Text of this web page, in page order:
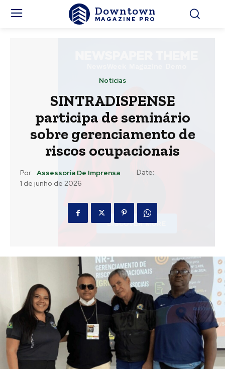
Downtown
MAGAZINE PRO
Notícias
SINTRADISPENSE
participa de seminário
sobre gerenciamento de
riscos ocupacionais
Por: Assessoria De Imprensa
Date:
1 de junho de 2026